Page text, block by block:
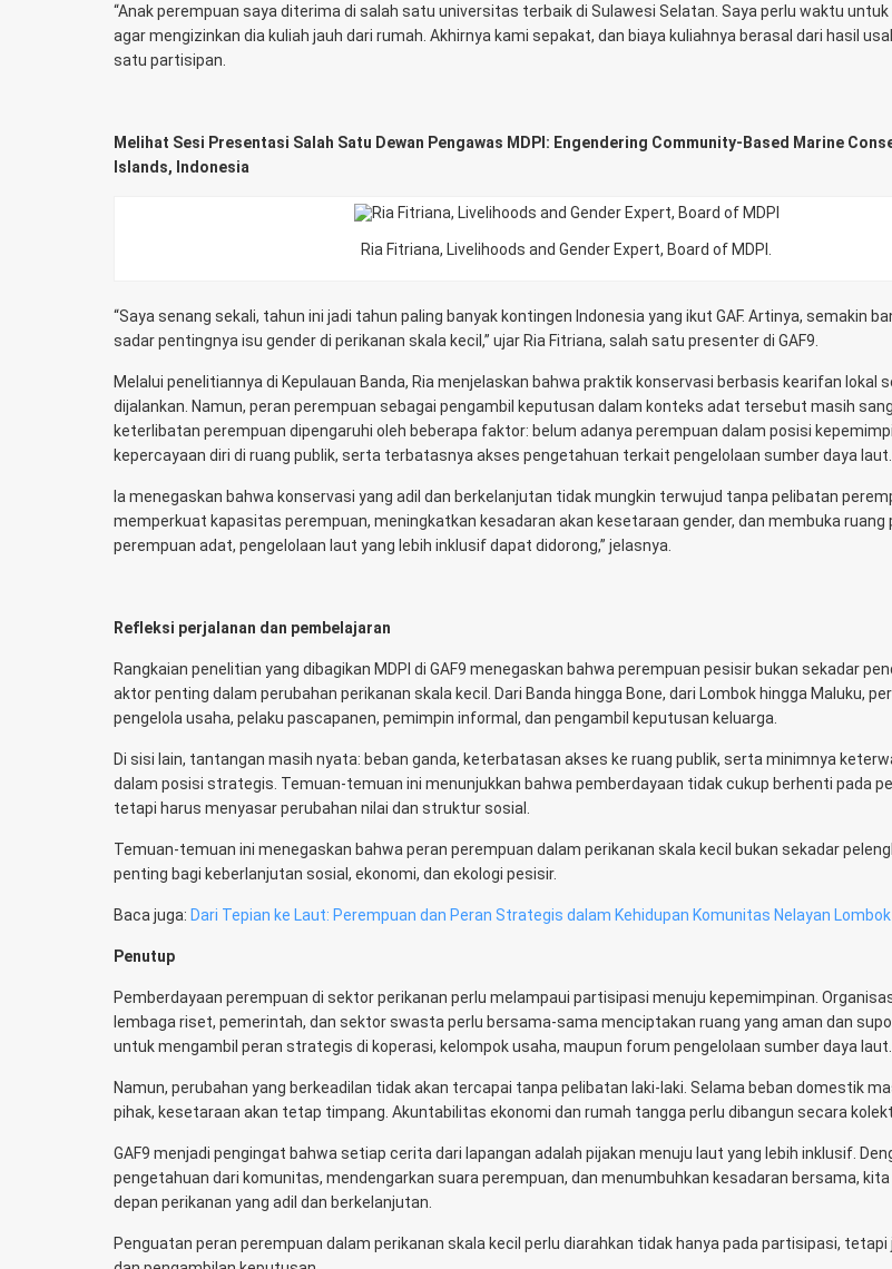
“Anak perempuan saya diterima di salah satu universitas terbaik di Sulawesi Selatan. Saya perlu waktu
agar mengizinkan dia kuliah jauh dari rumah. Akhirnya kami sepakat, dan biaya kuliahnya berasal dari hasil
satu partisipan.
Melihat Sesi Presentasi Salah Satu Dewan Pengawas MDPI: Engendering Community-Based Marine
Islands, Indonesia
Ria Fitriana, Livelihoods and Gender Expert, Board of MDPI.
“Saya senang sekali, tahun ini jadi tahun paling banyak kontingen Indonesia yang ikut GAF. Artinya, semakin
sadar pentingnya isu gender di perikanan skala kecil,” ujar Ria Fitriana, salah satu presenter di GAF9.
Melalui penelitiannya di Kepulauan Banda, Ria menjelaskan bahwa praktik konservasi berbasis kearifan lokal
dijalankan. Namun, peran perempuan sebagai pengambil keputusan dalam konteks adat tersebut masih
keterlibatan perempuan dipengaruhi oleh beberapa faktor: belum adanya perempuan dalam posisi
kepercayaan diri di ruang publik, serta terbatasnya akses pengetahuan terkait pengelolaan sumber daya laut.
Ia menegaskan bahwa konservasi yang adil dan berkelanjutan tidak mungkin terwujud tanpa pelibatan
memperkuat kapasitas perempuan, meningkatkan kesadaran akan kesetaraan gender, dan membuka ruang
perempuan adat, pengelolaan laut yang lebih inklusif dapat didorong,” jelasnya.
Refleksi perjalanan dan pembelajaran
Rangkaian penelitian yang dibagikan MDPI di GAF9 menegaskan bahwa perempuan pesisir bukan sekadar
aktor penting dalam perubahan perikanan skala kecil. Dari Banda hingga Bone, dari Lombok hingga Maluku,
pengelola usaha, pelaku pascapanen, pemimpin informal, dan pengambil keputusan keluarga.
Di sisi lain, tantangan masih nyata: beban ganda, keterbatasan akses ke ruang publik, serta minimnya
dalam posisi strategis. Temuan-temuan ini menunjukkan bahwa pemberdayaan tidak cukup berhenti pada
tetapi harus menyasar perubahan nilai dan struktur sosial.
Temuan-temuan ini menegaskan bahwa peran perempuan dalam perikanan skala kecil bukan sekadar
penting bagi keberlanjutan sosial, ekonomi, dan ekologi pesisir.
Baca juga: Dari Tepian ke Laut: Perempuan dan Peran Strategis dalam Kehidupan Komunitas Nelayan
Penutup
Pemberdayaan perempuan di sektor perikanan perlu melampaui partisipasi menuju kepemimpinan.
lembaga riset, pemerintah, dan sektor swasta perlu bersama-sama menciptakan ruang yang aman dan
untuk mengambil peran strategis di koperasi, kelompok usaha, maupun forum pengelolaan sumber daya laut.
Namun, perubahan yang berkeadilan tidak akan tercapai tanpa pelibatan laki-laki. Selama beban domestik
pihak, kesetaraan akan tetap timpang. Akuntabilitas ekonomi dan rumah tangga perlu dibangun secara
GAF9 menjadi pengingat bahwa setiap cerita dari lapangan adalah pijakan menuju laut yang lebih inklusif.
pengetahuan dari komunitas, mendengarkan suara perempuan, dan menumbuhkan kesadaran bersama,
depan perikanan yang adil dan berkelanjutan.
Penguatan peran perempuan dalam perikanan skala kecil perlu diarahkan tidak hanya pada partisipasi,